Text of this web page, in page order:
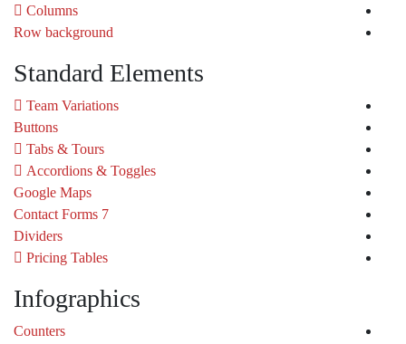
Columns
Row background
Standard Elements
Team Variations
Buttons
Tabs & Tours
Accordions & Toggles
Google Maps
Contact Forms 7
Dividers
Pricing Tables
Infographics
Counters